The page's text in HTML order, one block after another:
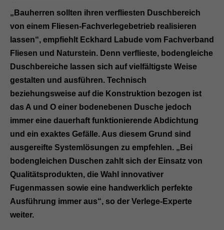
„Bauherren sollten ihren verfliesten Duschbereich
von einem Fliesen-Fachverlegebetrieb realisieren
lassen“, empfiehlt Eckhard Labude vom Fachverband
Fliesen und Naturstein. Denn verflieste, bodengleiche
Duschbereiche lassen sich auf vielfältigste Weise
gestalten und ausführen. Technisch
beziehungsweise auf die Konstruktion bezogen ist
das A und O einer bodenebenen Dusche jedoch
immer eine dauerhaft funktionierende Abdichtung
und ein exaktes Gefälle. Aus diesem Grund sind
ausgereifte Systemlösungen zu empfehlen. „Bei
bodengleichen Duschen zahlt sich der Einsatz von
Qualitätsprodukten, die Wahl innovativer
Fugenmassen sowie eine handwerklich perfekte
Ausführung immer aus“, so der Verlege-Experte
weiter.